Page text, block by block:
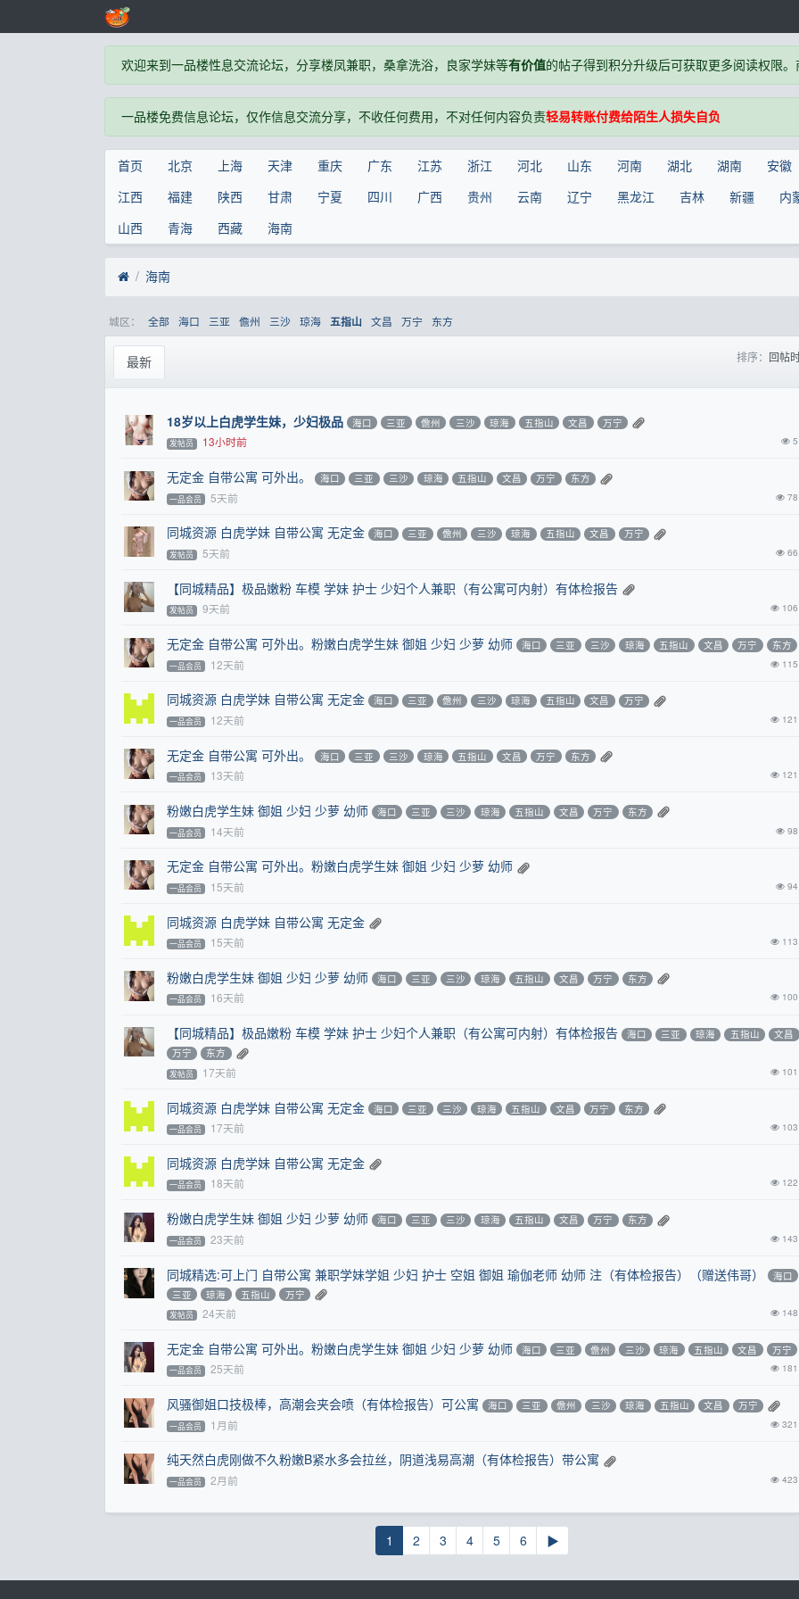
欢迎来到一品楼性息交流论坛，分享楼凤兼职，桑拿洗浴，良家学妹等有价值的帖子得到积分升级后可获取更多阅读权限
一品楼免费信息论坛，仅作信息交流分享，不收任何费用，不对任何内容负责轻易转账付费给陌生人损失自负
首页 北京 上海 天津 重庆 广东 江苏 浙江 河北 山东 河南 湖北 湖南
安徽
江西
福建 陕西 甘肃 宁夏 四川 广西 贵州 云南 辽宁 黑龙江 吉林 新疆
内
山西
青海 西藏 海南
海南
城区： 全部 海口 三亚 儋州 三沙 琼海 五指山 文昌 万宁 东方
最新 排序： 回帖
18岁以上白虎学生妹，少妇极品 海口 三亚 儋州 三沙 琼海 五指山 文昌 万宁
发帖员 13小时前 5
无定金 自带公寓 可外出。 海口 三亚 三沙 琼海 五指山 文昌 万宁 东方
一品会员 5天前 78
同城资源 白虎学妹 自带公寓 无定金 海口 三亚 儋州 三沙 琼海 五指山 文昌 万宁
发帖员 5天前 66
【同城精品】极品嫩粉 车模 学妹 护士 少妇个人兼职（有公寓可内射）有体检报告
发帖员 9天前 106
无定金 自带公寓 可外出。粉嫩白虎学生妹 御姐 少妇 少萝 幼师 海口 三亚 三沙 琼海 五指山 文昌 万宁 东方
一品会员 12天前 115
同城资源 白虎学妹 自带公寓 无定金 海口 三亚 儋州 三沙 琼海 五指山 文昌 万宁
一品会员 12天前 121
无定金 自带公寓 可外出。 海口 三亚 三沙 琼海 五指山 文昌 万宁 东方
一品会员 13天前 121
粉嫩白虎学生妹 御姐 少妇 少萝 幼师 海口 三亚 三沙 琼海 五指山 文昌 万宁 东方
一品会员 14天前 98
无定金 自带公寓 可外出。粉嫩白虎学生妹 御姐 少妇 少萝 幼师
一品会员 15天前 94
同城资源 白虎学妹 自带公寓 无定金
一品会员 15天前 113
粉嫩白虎学生妹 御姐 少妇 少萝 幼师 海口 三亚 三沙 琼海 五指山 文昌 万宁 东方
一品会员 16天前 100
【同城精品】极品嫩粉 车模 学妹 护士 少妇个人兼职（有公寓可内射）有体检报告 海口 三亚 琼海 五指山
文昌
万宁
东方
发帖员 17天前 101
同城资源 白虎学妹 自带公寓 无定金 海口 三亚 三沙 琼海 五指山 文昌 万宁 东方
一品会员 17天前 103
同城资源 白虎学妹 自带公寓 无定金
一品会员 18天前 122
粉嫩白虎学生妹 御姐 少妇 少萝 幼师 海口 三亚 三沙 琼海 五指山 文昌 万宁 东方
一品会员 23天前 143
同城精选:可上门 自带公寓 兼职学妹学姐 少妇 护士 空姐 御姐 瑜伽老师 幼师 注（有体检报告）（赠送伟哥）
海口
三亚
琼海 五指山 万宁
发帖员 24天前 148
无定金 自带公寓 可外出。粉嫩白虎学生妹 御姐 少妇 少萝 幼师 海口 三亚 儋州 三沙 琼海 五指山 文昌 万宁
一品会员 25天前 181
风骚御姐口技极棒，高潮会夹会喷（有体检报告）可公寓 海口 三亚 儋州 三沙 琼海 五指山 文昌 万宁
一品会员 1月前 321
纯天然白虎刚做不久粉嫩B紧水多会拉丝，阴道浅易高潮（有体检报告）带公寓
一品会员 2月前 423
1 2 3 4 5 6 ▶